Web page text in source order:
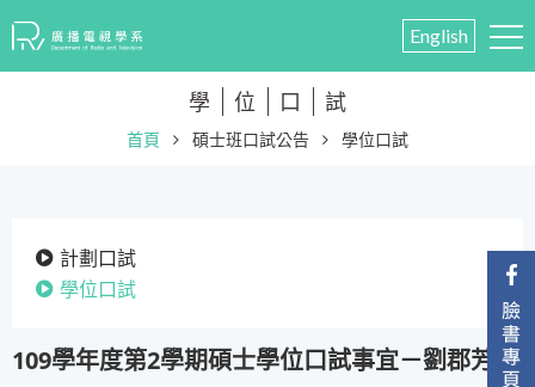
English
學 位 口 試
首頁 碩士班口試公告 學位口試
計劃口試
學位口試
109學年度第2學期碩士學位口試事宜－劉郡芳